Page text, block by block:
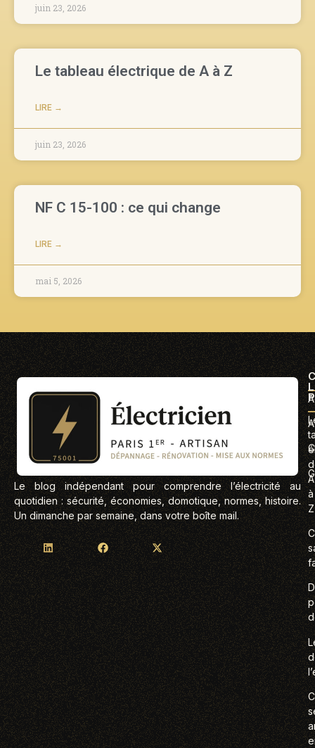
juin 23, 2026
Le tableau électrique de A à Z
LIRE →
juin 23, 2026
NF C 15-100 : ce qui change
LIRE →
mai 5, 2026
Le blog indépendant pour comprendre l’électricité au
quotidien : sécurité, économies, domotique, normes, histoire.
Un dimanche par semaine, dans votre boîte mail.
A
à
Z